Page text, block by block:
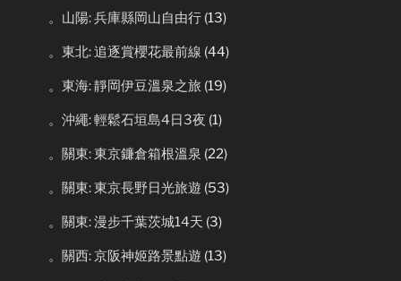
。山陽: 兵庫縣岡山自由行 (13)
。東北: 追逐賞櫻花最前線 (44)
。東海: 靜岡伊豆溫泉之旅 (19)
。沖繩: 輕鬆石垣島4日3夜 (1)
。關東: 東京鐮倉箱根溫泉 (22)
。關東: 東京長野日光旅遊 (53)
。關東: 漫步千葉茨城14天 (3)
。關西: 京阪神姬路景點遊 (13)